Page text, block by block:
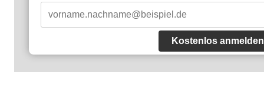
Kostenlos anmelden